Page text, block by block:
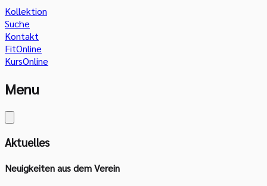
Kollektion
Suche
Kontakt
FitOnline
KursOnline
Menu
Aktuelles
Neuigkeiten aus dem Verein